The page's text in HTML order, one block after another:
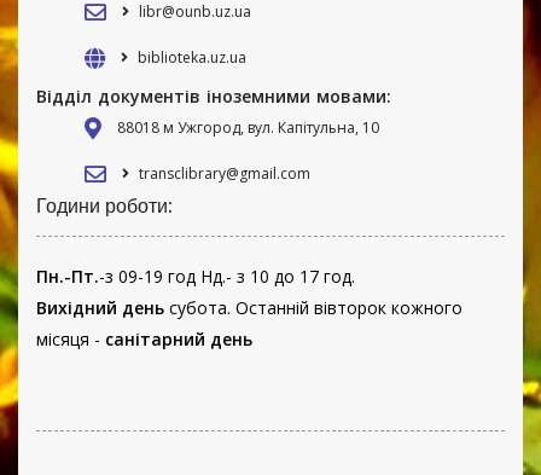
libr@ounb.uz.ua
biblioteka.uz.ua
Відділ документів іноземними мовами:
88018 м Ужгород, вул. Капітульна, 10
transclibrary@gmail.com
Години роботи:
Пн.-Пт.-з 09-19 год Нд.- з 10 до 17 год.
Вихідний день субота. Останній вівторок кожного
місяця - санітарний день